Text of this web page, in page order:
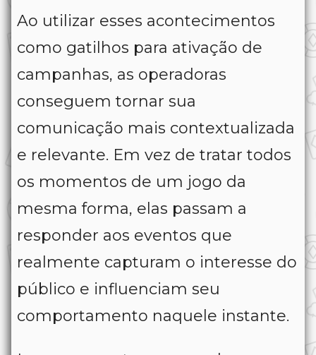
Ao utilizar esses acontecimentos
como gatilhos para ativação de
campanhas, as operadoras
conseguem tornar sua
comunicação mais contextualizada
e relevante. Em vez de tratar todos
os momentos de um jogo da
mesma forma, elas passam a
responder aos eventos que
realmente capturam o interesse do
público e influenciam seu
comportamento naquele instante.